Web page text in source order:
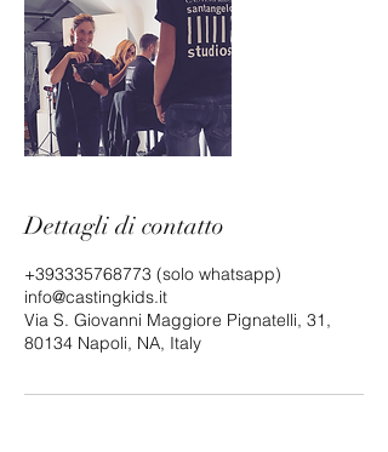
Dettagli di contatto
+393335768773 (solo whatsapp)
info@castingkids.it
Via S. Giovanni Maggiore Pignatelli, 31,
80134 Napoli, NA, Italy